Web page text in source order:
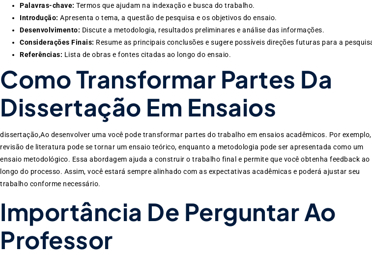
Palavras-chave: Termos que ajudam na indexação e busca do trabalho.
Introdução: Apresenta o tema, a questão de pesquisa e os objetivos do ensaio.
Desenvolvimento: Discute a metodologia, resultados preliminares e análise das informações.
Considerações Finais: Resume as principais conclusões e sugere possíveis direções futuras para a
Referências: Lista de obras e fontes citadas ao longo do ensaio.
Como Transformar Partes Da
Dissertação Em Ensaios
dissertação,Ao desenvolver uma você pode transformar partes do trabalho em ensaios acadêmicos. Por exemplo,
revisão de literatura pode se tornar um ensaio teórico, enquanto a metodologia pode ser apresentada como um
ensaio metodológico. Essa abordagem ajuda a construir o trabalho final e permite que você obtenha feedback ao
longo do processo. Assim, você estará sempre alinhado com as expectativas acadêmicas e poderá ajustar seu
trabalho conforme necessário.
Importância De Perguntar Ao
Professor